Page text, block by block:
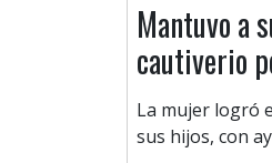
Mantuvo a
cautiverio
La mujer logró
sus hijos, con